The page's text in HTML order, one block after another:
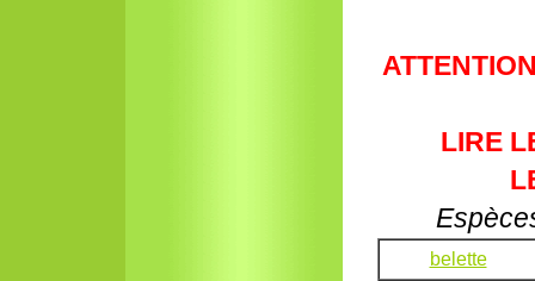
LIRE
belette